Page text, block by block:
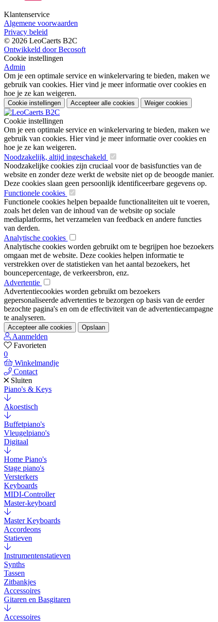
Klantenservice
Algemene voorwaarden
Privacy beleid
© 2026 LeoCaerts B2C
Ontwikkeld door Becosoft
Cookie instellingen
Admin
Om je een optimale service en winkelervaring te bieden, maken we
gebruik van cookies. Hier vind je meer informatie over cookies en
hoe je ze kan weigeren.
Cookie instellingen Accepteer alle cookies Weiger cookies
Cookie instellingen
Om je een optimale service en winkelervaring te bieden, maken we
gebruik van cookies. Hier vind je meer informatie over cookies en
hoe je ze kan weigeren.
Noodzakelijk, altijd ingeschakeld
Noodzakelijke cookies zijn cruciaal voor de basisfuncties van de
website en zonder deze werkt de website niet op de beoogde manier.
Deze cookies slaan geen persoonlijk identificeerbare gegevens op.
Functionele cookies
Functionele cookies helpen bepaalde functionaliteiten uit te voeren,
zoals het delen van de inhoud van de website op sociale
mediaplatforms, het verzamelen van feedback en andere functies
van derden.
Analytische cookies
Analytische cookies worden gebruikt om te begrijpen hoe bezoekers
omgaan met de website. Deze cookies helpen informatie te
verstrekken over de statistieken van het aantal bezoekers, het
bouncepercentage, de verkeersbron, enz.
Advertentie
Advertentiecookies worden gebruikt om bezoekers
gepersonaliseerde advertenties te bezorgen op basis van de eerder
bezochte pagina's en om de effectiviteit van de advertentiecampagne
te analyseren.
Accepteer alle cookies Opslaan
Aanmelden
Favorieten
0
Winkelmandje
Contact
Sluiten
Piano's & Keys
Akoestisch
Buffetpiano's
Vleugelpiano's
Digitaal
Home Piano's
Stage piano's
Versterkers
Keyboards
MIDI-Controller
Master-keyboard
Master Keyboards
Accordeons
Statieven
Instrumentenstatieven
Synths
Tassen
Zitbankjes
Accessoires
Gitaren en Basgitaren
Accessoires